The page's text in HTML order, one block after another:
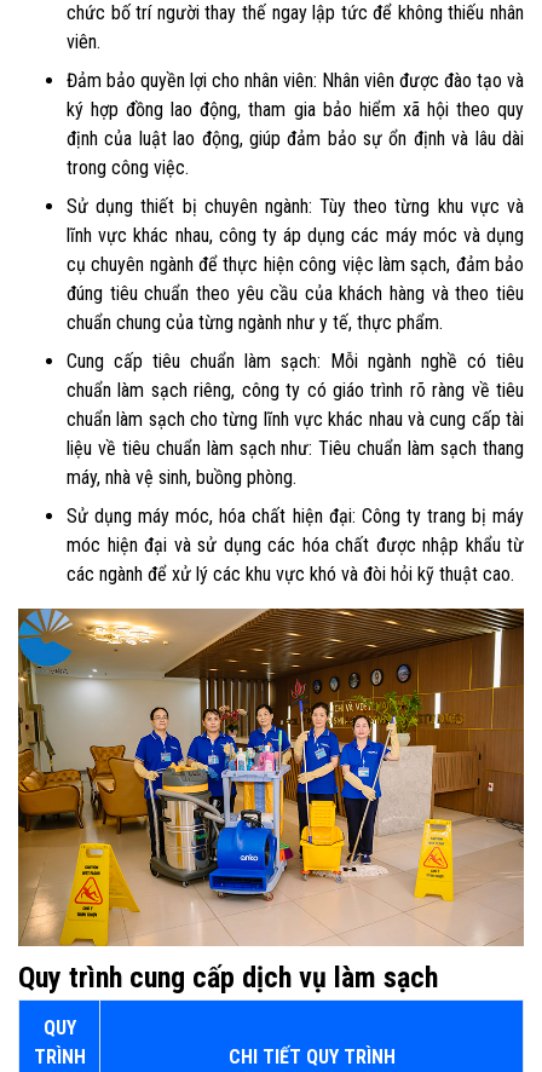
chức bố trí người thay thế ngay lập tức để không thiếu nhân
viên.
Đảm bảo quyền lợi cho nhân viên: Nhân viên được đào tạo và
ký hợp đồng lao động, tham gia bảo hiểm xã hội theo quy
định của luật lao động, giúp đảm bảo sự ổn định và lâu dài
trong công việc.
Sử dụng thiết bị chuyên ngành: Tùy theo từng khu vực và
lĩnh vực khác nhau, công ty áp dụng các máy móc và dụng
cụ chuyên ngành để thực hiện công việc làm sạch, đảm bảo
đúng tiêu chuẩn theo yêu cầu của khách hàng và theo tiêu
chuẩn chung của từng ngành như y tế, thực phẩm.
Cung cấp tiêu chuẩn làm sạch: Mỗi ngành nghề có tiêu
chuẩn làm sạch riêng, công ty có giáo trình rõ ràng về tiêu
chuẩn làm sạch cho từng lĩnh vực khác nhau và cung cấp tài
liệu về tiêu chuẩn làm sạch như: Tiêu chuẩn làm sạch thang
máy, nhà vệ sinh, buồng phòng.
Sử dụng máy móc, hóa chất hiện đại: Công ty trang bị máy
móc hiện đại và sử dụng các hóa chất được nhập khẩu từ
các ngành để xử lý các khu vực khó và đòi hỏi kỹ thuật cao.
Quy trình cung cấp dịch vụ làm sạch
QUY
TRÌNH
CHI TIẾT QUY TRÌNH